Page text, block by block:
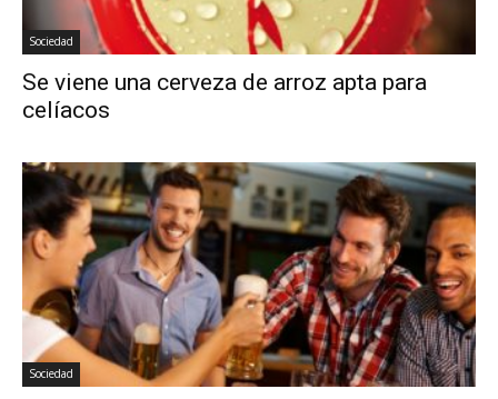
Sociedad
Se viene una cerveza de arroz apta para
celíacos
Sociedad